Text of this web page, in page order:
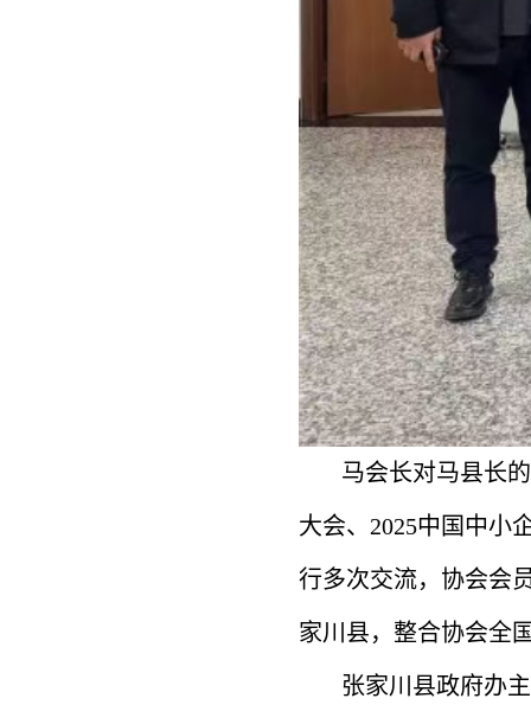
马会长对马县长
大会、2025中国中小
行多次交流，协会会
家川县，整合协会全
张家川县政府办